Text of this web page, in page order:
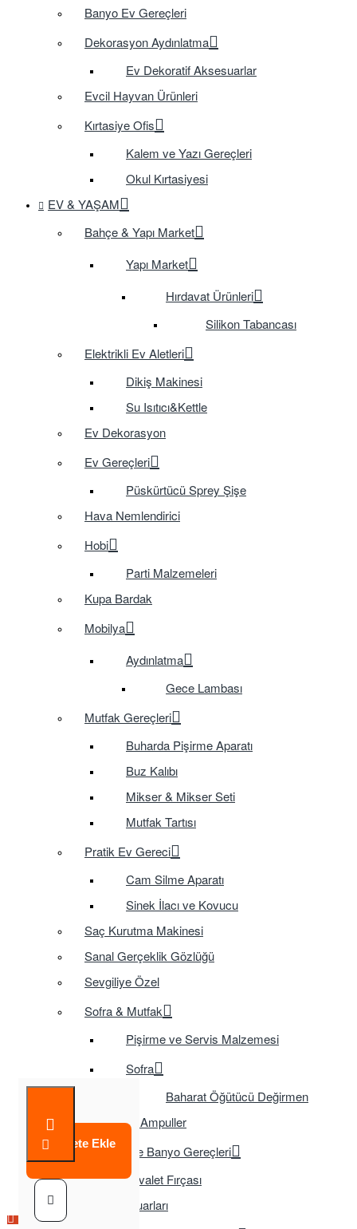
Banyo Ev Gereçleri
Dekorasyon Aydınlatma
Ev Dekoratif Aksesuarlar
Evcil Hayvan Ürünleri
Kırtasiye Ofis
Kalem ve Yazı Gereçleri
Okul Kırtasiyesi
EV & YAŞAM
Bahçe & Yapı Market
Yapı Market
Hırdavat Ürünleri
Silikon Tabancası
Elektrikli Ev Aletleri
Dikiş Makinesi
Su Isıtıcı&Kettle
Ev Dekorasyon
Ev Gereçleri
Püskürtücü Sprey Şişe
Hava Nemlendirici
Hobi
Parti Malzemeleri
Kupa Bardak
Mobilya
Aydınlatma
Gece Lambası
Mutfak Gereçleri
Buharda Pişirme Aparatı
Buz Kalıbı
Mikser & Mikser Seti
Mutfak Tartısı
Pratik Ev Gereci
Cam Silme Aparatı
Sinek İlacı ve Kovucu
Saç Kurutma Makinesi
Sanal Gerçeklik Gözlüğü
Sevgiliye Özel
Sofra & Mutfak
Pişirme ve Servis Malzemesi
Sofra
Baharat Öğütücü Değirmen
Tasarruflu Ampuller
Temizlik ve Banyo Gereçleri
Tuvalet Fırçası
TV Aksesuarları
Sepete Ekle
Çok Satılan Ürün
Çok Satılan Ürün